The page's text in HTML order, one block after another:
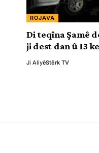
ROJAVA
Di teqîna Şamê
ji dest dan û 13
Ji AliyêStêrk TV